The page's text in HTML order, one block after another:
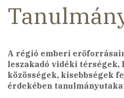
A régió emberi
leszakadó vidéki térségek,
közösségek, kisebbségek
érdekében